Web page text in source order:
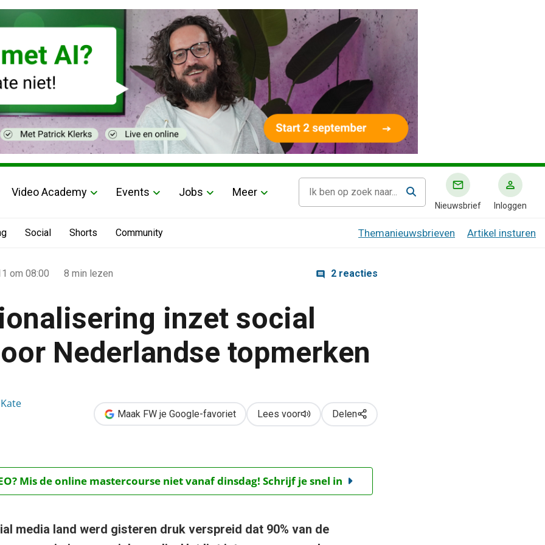
Video Academy Events Jobs Meer
Nieuwsbrief Inloggen
Social Shorts Community Themanieuwsbrieven Artikel insturen
om 08:00 8 min lezen 2 reacties
inzet social
Nederlandse topmerken
Maak FW je Google-favoriet Lees voor Delen
Mis de online mastercourse niet vanaf dinsdag! Schrijf je snel in
media land werd gisteren druk verspreid dat 90% van de